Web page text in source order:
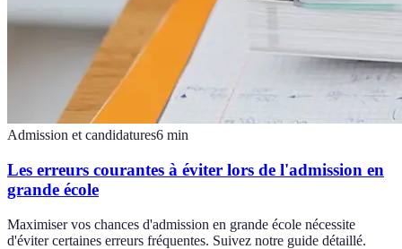
Admission et candidatures6 min
Les erreurs courantes à éviter lors de l'admission en
grande école
Maximiser vos chances d'admission en grande école nécessite
d'éviter certaines erreurs fréquentes. Suivez notre guide détaillé.